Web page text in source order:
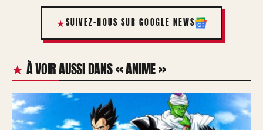
SUIVEZ-NOUS SUR GOOGLE NEWS
À VOIR AUSSI DANS « ANIME »